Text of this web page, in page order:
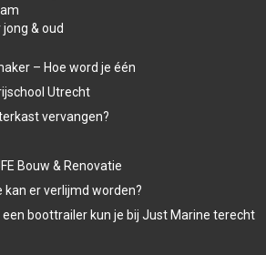
& oud
– Hoe word je één
Utrecht
vervangen?
Bouw & Renovatie
kan er verlijmd worden?
boottrailer kun je bij Just Marine terecht